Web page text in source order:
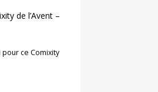
de l’Avent –
ce Comixity